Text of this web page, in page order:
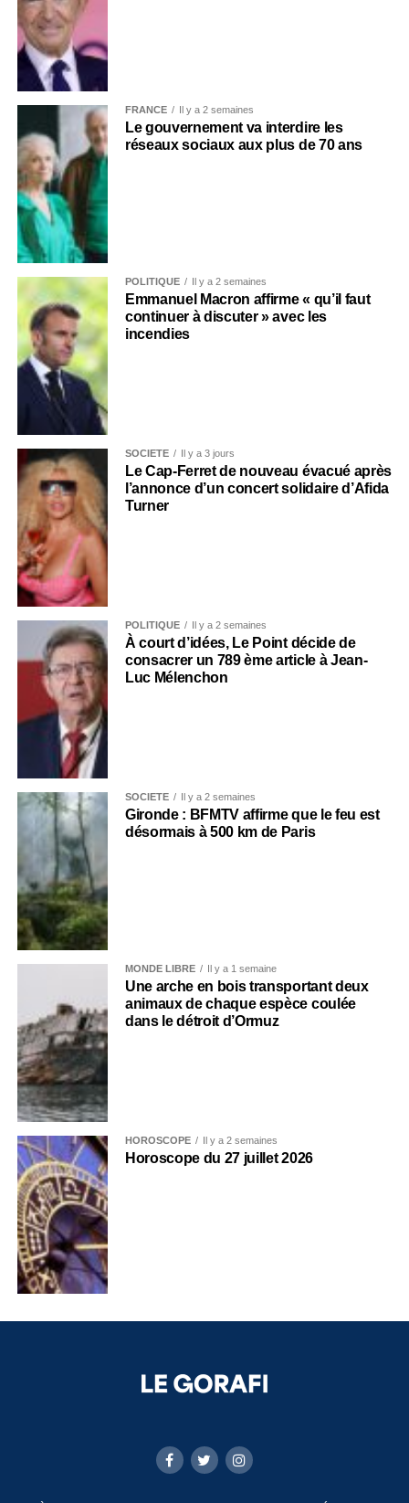
FRANCE Il y a 2 semaines
Le gouvernement va interdire les
réseaux sociaux aux plus de 70 ans
POLITIQUE Il y a 2 semaines
Emmanuel Macron affirme « qu’il faut
continuer à discuter » avec les
incendies
SOCIÉTÉ Il y a 3 jours
Le Cap-Ferret de nouveau évacué après
l’annonce d’un concert solidaire d’Afida
Turner
POLITIQUE Il y a 2 semaines
À court d’idées, Le Point décide de
consacrer un 789 ème article à Jean-
Luc Mélenchon
SOCIÉTÉ Il y a 2 semaines
Gironde : BFMTV affirme que le feu est
désormais à 500 km de Paris
MONDE LIBRE Il y a 1 semaine
Une arche en bois transportant deux
animaux de chaque espèce coulée
dans le détroit d’Ormuz
HOROSCOPE Il y a 2 semaines
Horoscope du 27 juillet 2026